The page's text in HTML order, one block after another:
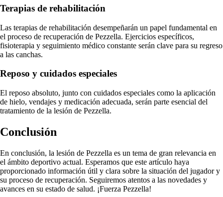
Terapias de rehabilitación
Las terapias de rehabilitación desempeñarán un papel fundamental en
el proceso de recuperación de Pezzella. Ejercicios específicos,
fisioterapia y seguimiento médico constante serán clave para su regreso
a las canchas.
Reposo y cuidados especiales
El reposo absoluto, junto con cuidados especiales como la aplicación
de hielo, vendajes y medicación adecuada, serán parte esencial del
tratamiento de la lesión de Pezzella.
Conclusión
En conclusión, la lesión de Pezzella es un tema de gran relevancia en
el ámbito deportivo actual. Esperamos que este artículo haya
proporcionado información útil y clara sobre la situación del jugador y
su proceso de recuperación. Seguiremos atentos a las novedades y
avances en su estado de salud. ¡Fuerza Pezzella!